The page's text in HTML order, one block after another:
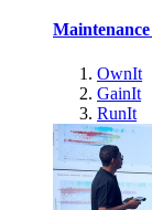
Maintenance
OwnIt
GainIt
RunIt